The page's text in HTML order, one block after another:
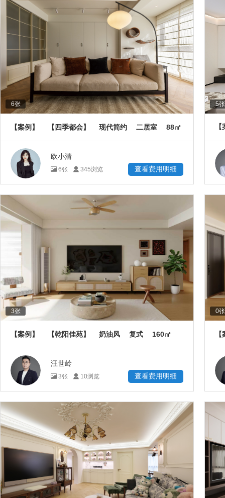
6张
【案例】 【四季都会】 现代简约 二居室 88㎡
欧小清
6张 345浏览 查看费用明细
5张
3张
【案例】 【乾阳佳苑】 奶油风 复式 160㎡
汪世岭
3张 10浏览 查看费用明细
0张